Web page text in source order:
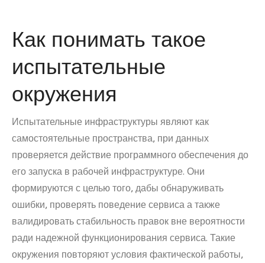
Как понимать такое
испытательные
окружения
Испытательные инфраструктуры являют как
самостоятельные пространства, при данных
проверяется действие программного обеспечения до
его запуска в рабочей инфраструктуре. Они
формируются с целью того, дабы обнаруживать
ошибки, проверять поведение сервиса а также
валидировать стабильность правок вне вероятности
ради надежной функционирования сервиса. Такие
окружения повторяют условия фактической работы,